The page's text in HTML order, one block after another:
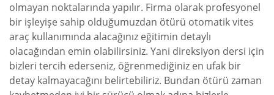
olmayan noktalarında yapılır. Firma olarak profesyonel
bir işleyişe sahip olduğumuzdan ötürü otomatik vites
araç kullanımında alacağınız eğitimin detaylı
olacağından emin olabilirsiniz. Yani direksiyon dersi için
bizleri tercih ederseniz, öğrenmediğiniz en ufak bir
detay kalmayacağını belirtebiliriz. Bundan ötürü zaman